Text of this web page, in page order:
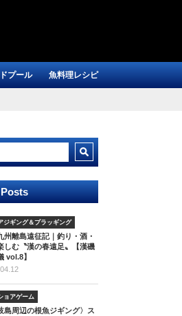
プール 魚料理レシピ
ジギング＆プラッギング
州離島遠征記｜釣り・酒・
しむ〝漢の春遠足〟【漢磯
vol.8】
ョアゲーム
島周辺の根魚ジギング〉ス